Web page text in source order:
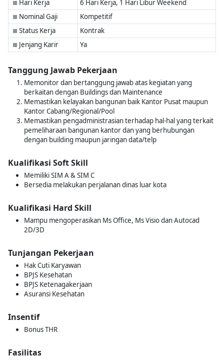
■ Hari Kerja 6 Hari Kerja, 1 Hari Libur Weekend
■ Nominal Gaji Kompetitif
■ Status Kerja Kontrak
■ Jenjang Karir Ya
Tanggung Jawab Pekerjaan
Memonitor dan bertanggung jawab atas kegiatan yang
berkaitan dengan Buildings dan Maintenance
Memastikan kelayakan bangunan baik Kantor Pusat maupun
Kantor Cabang/Regional/Pool
Memastikan pengadministrasian terhadap hal-hal yang terkait
pemeliharaan bangunan kantor dan yang berhubungan
dengan building maupun jaringan data/telp
Kualifikasi Soft Skill
Memiliki SIM A & SIM C
Bersedia melakukan perjalanan dinas luar kota
Kualifikasi Hard Skill
Mampu mengoperasikan Ms Office, Ms Visio dan Autocad
2D/3D
Tunjangan Pekerjaan
Hak Cuti Karyawan
BPJS Kesehatan
BPJS Ketenagakerjaan
Asuransi Kesehatan
Insentif
Bonus THR
Fasilitas